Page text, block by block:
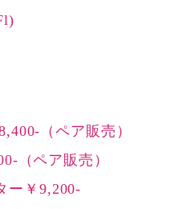
（ペア販売）
（ペア販売）
ー￥9,200-